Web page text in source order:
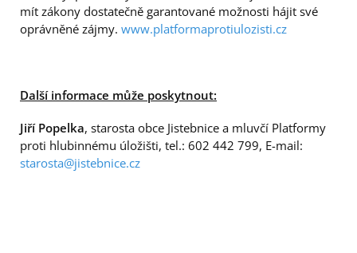
mít zákony dostatečně garantované možnosti hájit své
oprávněné zájmy. www.platformaprotiulozisti.cz
Další informace může poskytnout:
Jiří Popelka, starosta obce Jistebnice a mluvčí Platformy
proti hlubinnému úložišti, tel.: 602 442 799, E-mail:
starosta@jistebnice.cz